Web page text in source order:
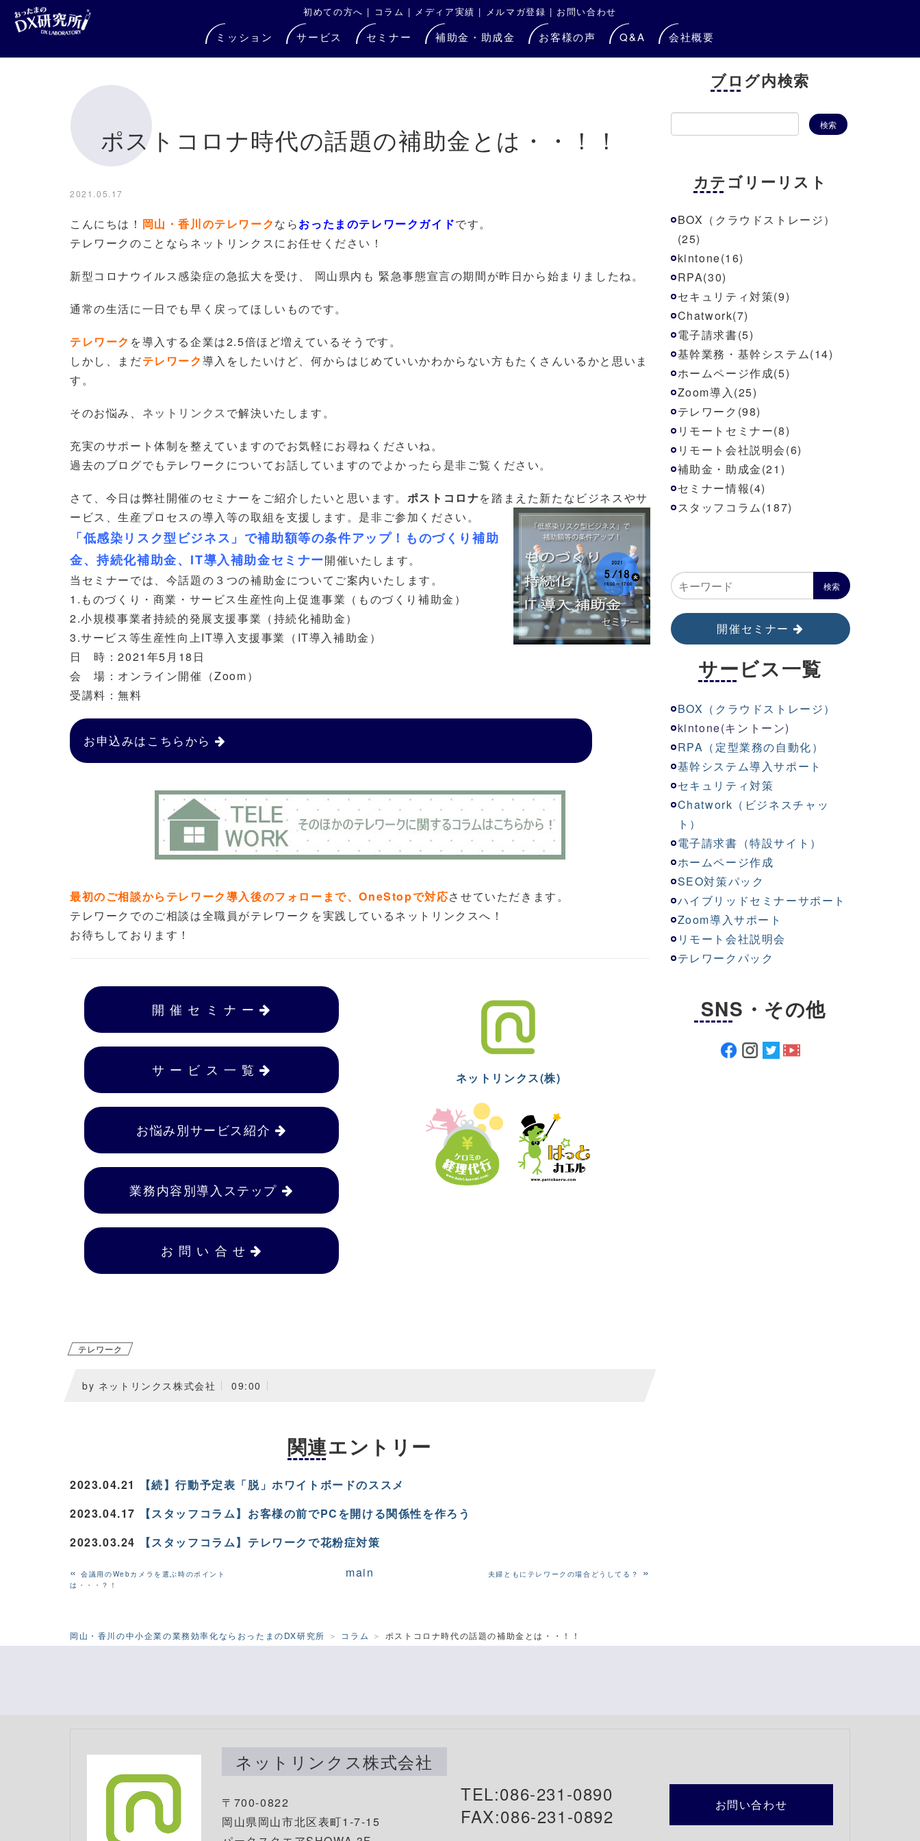
初めての方へ | コラム | メディア実績 | メルマガ登録 | お問い合わせ
ミッション サービス セミナー 補助金・助成金 お客様の声 Q&A 会社概要
ポストコロナ時代の話題の補助金とは・・！！
2021.05.17
こんにちは！ 岡山・香川のテレワークならおったまのテレワークガイドです。
テレワークのことならネットリンクスにお任せください！
新型コロナウイルス感染症の急拡大を受け、 岡山県内も 緊急事態宣言の期間が昨日から始まりましたね。
通常の生活に一日でも早く戻ってほしいものです。
テレワーク を導入する企業は2.5倍ほど増えているそうです。
しかし、まだテレワーク導入をしたいけど、何からはじめていいかわからない方もたくさんいるかと思いま
す。
そのお悩み、 ネットリンクスで解決いたします。
充実のサポート体制を整えていますのでお気軽にお尋ねくださいね。
過去のブログでもテレワークについてお話していますのでよかったら是非ご覧ください。
さて、今日は弊社開催のセミナーをご紹介したいと思います。 ポストコロナを踏まえた新たなビジネスやサ
ービス、生産プロセスの導入等の取組を支援します。是非ご参加ください。
「低感染リスク型ビジネス」で補助額等の条件アップ！ものづくり補助
金、持続化補助金、IT導入補助金セミナー開催いたします。
当セミナーでは、今話題の３つの補助金についてご案内いたします。
1.ものづくり・商業・サービス生産性向上促進事業（ものづくり補助金）
2.小規模事業者持続的発展支援事業（持続化補助金）
3.サービス等生産性向上IT導入支援事業（IT導入補助金）
日 時：2021年5月18日
会 場：オンライン開催（Zoom）
受講料：無料
お申込みはこちらから
最初のご相談からテレワーク導入後のフォローまで、OneStopで対応させていただきます。
テレワークでのご相談は全職員がテレワークを実践しているネットリンクスへ！
お待ちしております！
開 催 セ ミ ナ ー
サ ー ビ ス 一 覧
お悩み別サービス紹介
業務内容別導入ステップ
お 問 い 合 せ
ネットリンクス(株)
テレワーク
by ネットリンクス株式会社 09:00
関連エントリー
2023.04.21
【続】行動予定表「脱」ホワイトボードのススメ
2023.04.17
【スタッフコラム】お客様の前でPCを開ける関係性を作ろう
2023.03.24
【スタッフコラム】テレワークで花粉症対策
«会議用のWebカメラを選ぶ時のポイント
は・・・？！
main 夫婦ともにテレワークの場合どうしてる？ »
ブログ内検索
カテゴリーリスト
BOX（クラウドストレージ）
(25)
kintone(16)
RPA(30)
セキュリティ対策(9)
Chatwork(7)
電子請求書(5)
基幹業務・基幹システム(14)
ホームページ作成(5)
Zoom導入(25)
テレワーク(98)
リモートセミナー(8)
リモート会社説明会(6)
補助金・助成金(21)
セミナー情報(4)
スタッフコラム(187)
開催セミナー
サービス一覧
BOX（クラウドストレージ）
kintone(キントーン)
RPA（定型業務の自動化）
基幹システム導入サポート
セキュリティ対策
Chatwork（ビジネスチャッ
ト）
電子請求書（特設サイト）
ホームページ作成
SEO対策パック
ハイブリッドセミナーサポート
Zoom導入サポート
リモート会社説明会
テレワークパック
SNS・その他
岡山・香川の中小企業の業務効率化ならおったまのDX研究所 コラム ポストコロナ時代の話題の補助金とは・・！！
ネットリンクス株式会社
〒700-0822
岡山県岡山市北区表町1-7-15
TEL:086-231-0890
FAX:086-231-0892
お問い合わせ